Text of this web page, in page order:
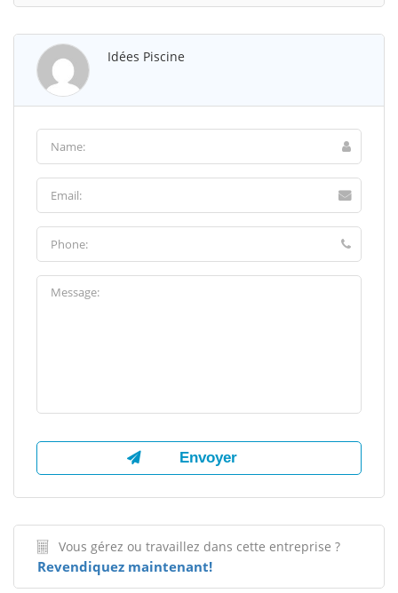
Idées Piscine
Vous gérez ou travaillez dans cette entreprise ?
Revendiquez maintenant!